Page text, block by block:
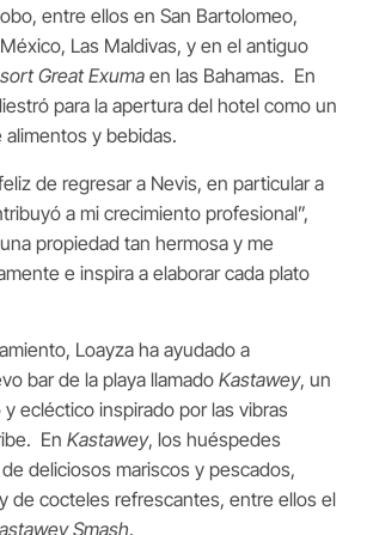
entre ellos en San Bartolomeo,
Las Maldivas, y en el antiguo
Great Exuma en las Bahamas. En
para la apertura del hotel como un
y bebidas.
de regresar a Nevis, en particular a
a mi crecimiento profesional”,
propiedad tan hermosa y me
e inspira a elaborar cada plato
Loayza ha ayudado a
bar de la playa llamado Kastawey, un
ecléctico inspirado por las vibras
En Kastawey, los huéspedes
deliciosos mariscos y pescados,
de cocteles refrescantes, entre ellos el
Smash.